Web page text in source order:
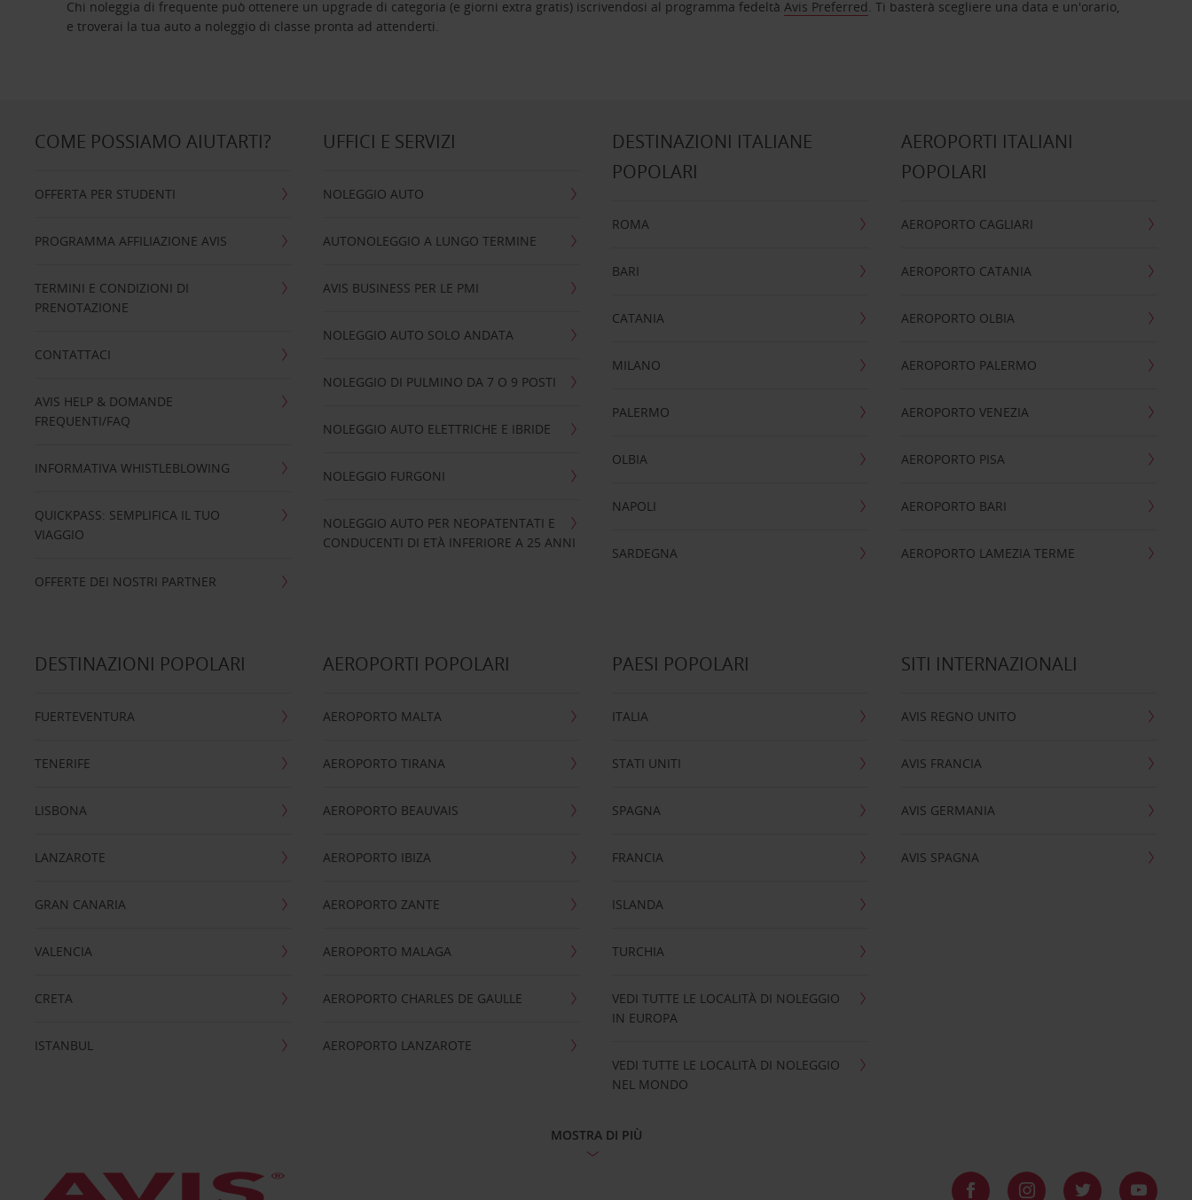
Chi noleggia di frequente può ottenere un upgrade di categoria (e giorni extra gratis) iscrivendosi al programma fedeltàAvis Preferred. Ti basterà scegliere una data e un'orario,
e troverai la tua auto a noleggio di classe pronta ad attenderti.
COME POSSIAMO AIUTARTI?
OFFERTA PER STUDENTI
PROGRAMMA AFFILIAZIONE AVIS
TERMINI E CONDIZIONI DI
PRENOTAZIONE
CONTATTACI
AVIS HELP & DOMANDE
FREQUENTI/FAQ
INFORMATIVA WHISTLEBLOWING
QUICKPASS: SEMPLIFICA IL TUO
VIAGGIO
OFFERTE DEI NOSTRI PARTNER
UFFICI E SERVIZI
NOLEGGIO AUTO
AUTONOLEGGIO A LUNGO TERMINE
AVIS BUSINESS PER LE PMI
NOLEGGIO AUTO SOLO ANDATA
NOLEGGIO DI PULMINO DA 7 O 9 POSTI
NOLEGGIO AUTO ELETTRICHE E IBRIDE
NOLEGGIO FURGONI
NOLEGGIO AUTO PER NEOPATENTATI E
CONDUCENTI DI ETÀ INFERIORE A 25 ANNI
DESTINAZIONI ITALIANE
POPOLARI
ROMA
BARI
CATANIA
MILANO
PALERMO
OLBIA
NAPOLI
SARDEGNA
AEROPORTI ITALIANI
POPOLARI
AEROPORTO CAGLIARI
AEROPORTO CATANIA
AEROPORTO OLBIA
AEROPORTO PALERMO
AEROPORTO VENEZIA
AEROPORTO PISA
AEROPORTO BARI
AEROPORTO LAMEZIA TERME
DESTINAZIONI POPOLARI
FUERTEVENTURA
TENERIFE
LISBONA
LANZAROTE
GRAN CANARIA
VALENCIA
CRETA
ISTANBUL
AEROPORTI POPOLARI
AEROPORTO MALTA
AEROPORTO TIRANA
AEROPORTO BEAUVAIS
AEROPORTO IBIZA
AEROPORTO ZANTE
AEROPORTO MALAGA
AEROPORTO CHARLES DE GAULLE
AEROPORTO LANZAROTE
PAESI POPOLARI
ITALIA
STATI UNITI
SPAGNA
FRANCIA
ISLANDA
TURCHIA
VEDI TUTTE LE LOCALITÀ DI NOLEGGIO
IN EUROPA
VEDI TUTTE LE LOCALITÀ DI NOLEGGIO
NEL MONDO
SITI INTERNAZIONALI
AVIS REGNO UNITO
AVIS FRANCIA
AVIS GERMANIA
AVIS SPAGNA
MOSTRA DI PIÙ